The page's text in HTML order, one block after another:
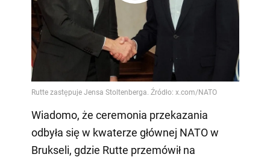
Video
Wiadomo, że ceremonia przekazania
odbyła się w kwaterze głównej NATO w
Brukseli, gdzie Rutte przemówił na